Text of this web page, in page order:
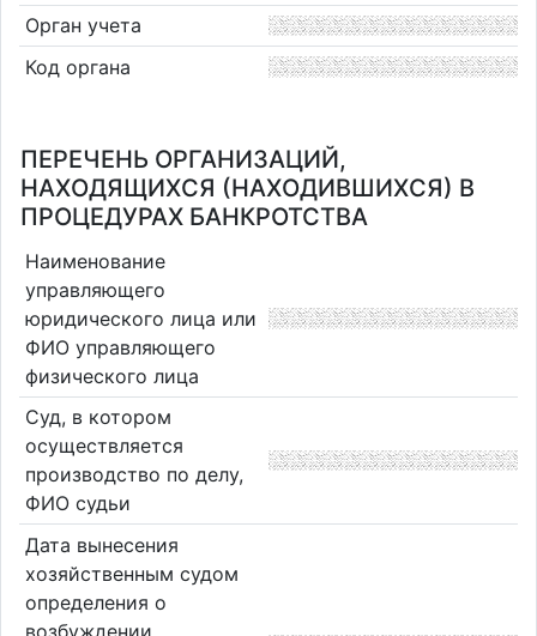
Орган учета
Код органа
ПЕРЕЧЕНЬ ОРГАНИЗАЦИЙ,
НАХОДЯЩИХСЯ (НАХОДИВШИХСЯ) В
ПРОЦЕДУРАХ БАНКРОТСТВА
Наименование
управляющего
юридического лица или
ФИО управляющего
физического лица
Суд, в котором
осуществляется
производство по делу,
ФИО судьи
Дата вынесения
хозяйственным судом
определения о
возбуждении